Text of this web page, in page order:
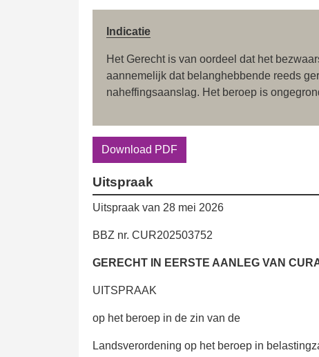
Indicatie
Het Gerecht is van oordeel dat het
aannemelijk dat belanghebbende reeds
naheffingsaanslag. Het beroep is
Download PDF
Uitspraak
Uitspraak van 28 mei 2026
BBZ nr. CUR202503752
GERECHT IN EERSTE AANLEG VAN
UITSPRAAK
op het beroep in de zin van de
Landsverordening op het beroep in